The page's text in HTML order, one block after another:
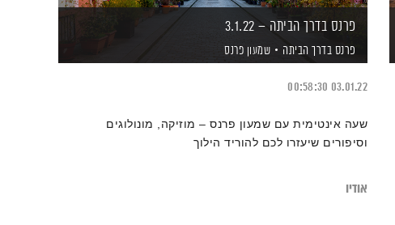
פרנס בדרך הביתה – 3.1.22
פרנס בדרך הביתה שמעון פרנס
03.01.22
00:58:30
שעה אינטימית עם שמעון פרנס – מוזיקה, מונולוגים
וסיפורים שיעזרו לכם להוריד הילוך
אודיו